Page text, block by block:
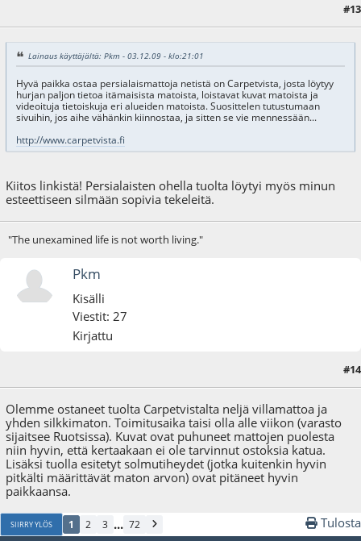
#13
Lainaus käyttäjältä: Pkm - 03.12.09 - klo:21:01
Hyvä paikka ostaa persialaismattoja netistä on Carpetvista, josta löytyy
hurjan paljon tietoa itämaisista matoista, loistavat kuvat matoista ja
videoituja tietoiskuja eri alueiden matoista. Suosittelen tutustumaan
sivuihin, jos aihe vähänkin kiinnostaa, ja sitten se vie mennessään...
http://www.carpetvista.fi
Kiitos linkistä! Persialaisten ohella tuolta löytyi myös minun
esteettiseen silmään sopivia tekeleitä.
"The unexamined life is not worth living."
Pkm
Kisälli
Viestit: 27
Kirjattu
#14
Olemme ostaneet tuolta Carpetvistalta neljä villamattoa ja
yhden silkkimaton. Toimitusaika taisi olla alle viikon (varasto
sijaitsee Ruotsissa). Kuvat ovat puhuneet mattojen puolesta
niin hyvin, että kertaakaan ei ole tarvinnut ostoksia katua.
Lisäksi tuolla esitetyt solmutiheydet (jotka kuitenkin hyvin
pitkälti määrittävät maton arvon) ovat pitäneet hyvin
paikkaansa.
SIIRRY YLÖS 1 2 3 ... 72 Tulosta